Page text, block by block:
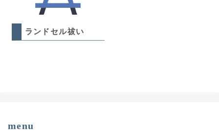
ランドセル祓い
menu